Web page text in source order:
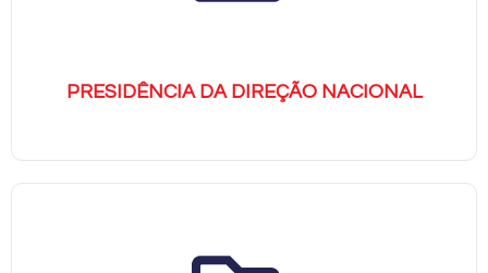
PRESIDÊNCIA DA DIREÇÃO NACIONAL